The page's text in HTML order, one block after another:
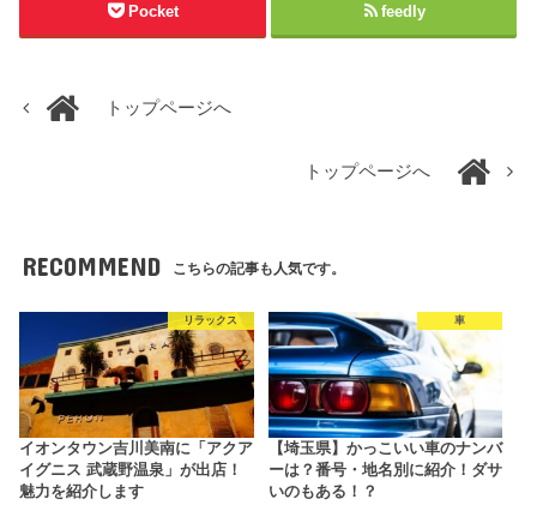
Pocket feedly
トップページへ
トップページへ
RECOMMEND こちらの記事も人気です。
リラックス
イオンタウン吉川美南に「アクア
イグニス 武蔵野温泉」が出店！
魅力を紹介します
車
【埼玉県】かっこいい車のナンバ
ーは？番号・地名別に紹介！ダサ
いのもある！？